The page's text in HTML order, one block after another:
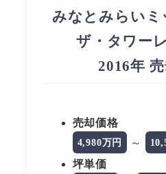
みなとみらいミ
ザ・タワー
2016年
売却価格
4,980万円 ～
坪単価